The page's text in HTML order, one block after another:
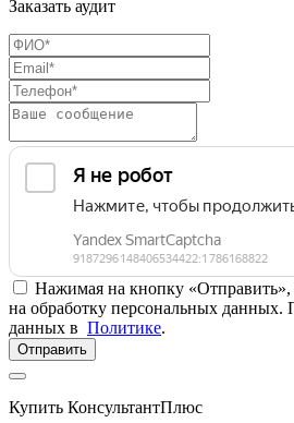
Заказать аудит
Нажимая на кнопку «Отправить»,
на обработку персональных данных.
данных в Политике.
Отправить
Купить КонсультантПлюс